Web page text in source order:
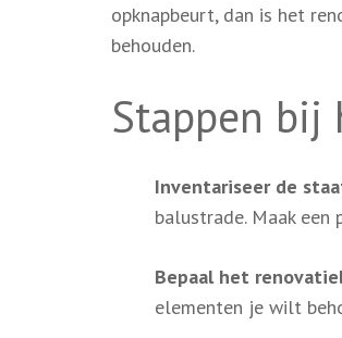
opknapbeurt, dan is het
behouden.
Stappen bij
Inventariseer de
balustrade. Maak een
Bepaal het
elementen je wilt